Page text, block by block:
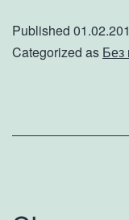
Published
Categorized as Без